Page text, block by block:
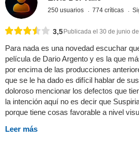
250 usuarios 774 críticas
3,5 Publicada el 30 de junio
Para nada es una novedad escuchar
película de Dario Argento y es la que
por encima de las producciones
que se le ha dado es difícil hablar de
doloroso mencionar los defectos que
la intención aquí no es decir que
porque tiene cosas favorable a nivel
Leer más